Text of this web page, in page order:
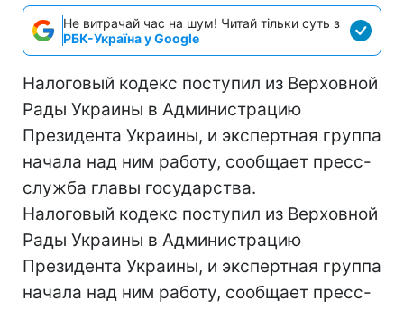
Не витрачай час на шум! Читай тільки суть з
РБК-Україна у Google
Налоговый кодекс поступил из Верховной
Рады Украины в Администрацию
Президента Украины, и экспертная группа
начала над ним работу, сообщает пресс-
служба главы государства.
Налоговый кодекс поступил из Верховной
Рады Украины в Администрацию
Президента Украины, и экспертная группа
начала над ним работу, сообщает пресс-